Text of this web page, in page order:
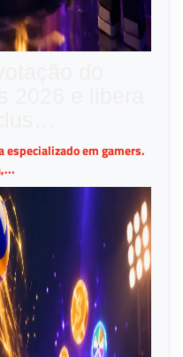
especializado em gamers.